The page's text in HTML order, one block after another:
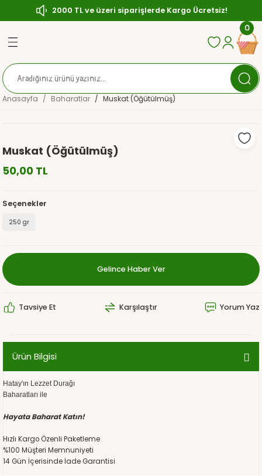
2000 TL ve üzeri siparişlerde Kargo Ücretsiz!
Geri Dön
Geri Dön
(Çerezlik) Zeytin
Geri Dön
0
Anasayfa Baharatlar Muskat (Öğütülmüş)
Muskat (Öğütülmüş)
50,00 TL
Seçenekler
250 gr
Gelince Haber Ver
Tavsiye Et Karşılaştır Yorum Yaz
Ürün Bilgisi
Hatay'ın Lezzet Durağı
Baharatları ile
Hayata Baharat Katın!
Hızlı Kargo Özenli Paketleme
%100 Müşteri Memnuniyeti
14 Gün İçerisinde İade Garantisi